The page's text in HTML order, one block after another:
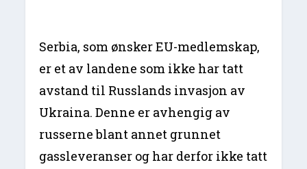
Serbia, som ønsker EU-medlemskap,
er et av landene som ikke har tatt
avstand til Russlands invasjon av
Ukraina. Denne er avhengig av
russerne blant annet grunnet
gassleveranser og har derfor ikke tatt